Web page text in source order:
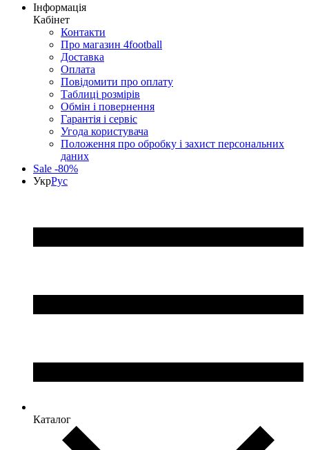
Інформація
Кабінет
Контакти
Про магазин 4football
Доставка
Оплата
Повідомити про оплату
Таблиці розмірів
Обмін і повернення
Гарантія і сервіс
Угода користувача
Положення про обробку і захист персональних
даних
Sale -80%
УкрРус
Каталог